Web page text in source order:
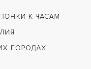
К ЧАСАМ
ГОРОДАХ